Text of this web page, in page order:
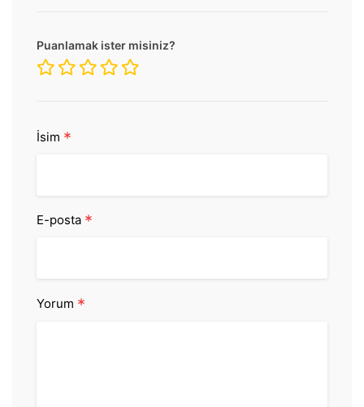
Puanlamak ister misiniz?
İsim *
E-posta *
Yorum *